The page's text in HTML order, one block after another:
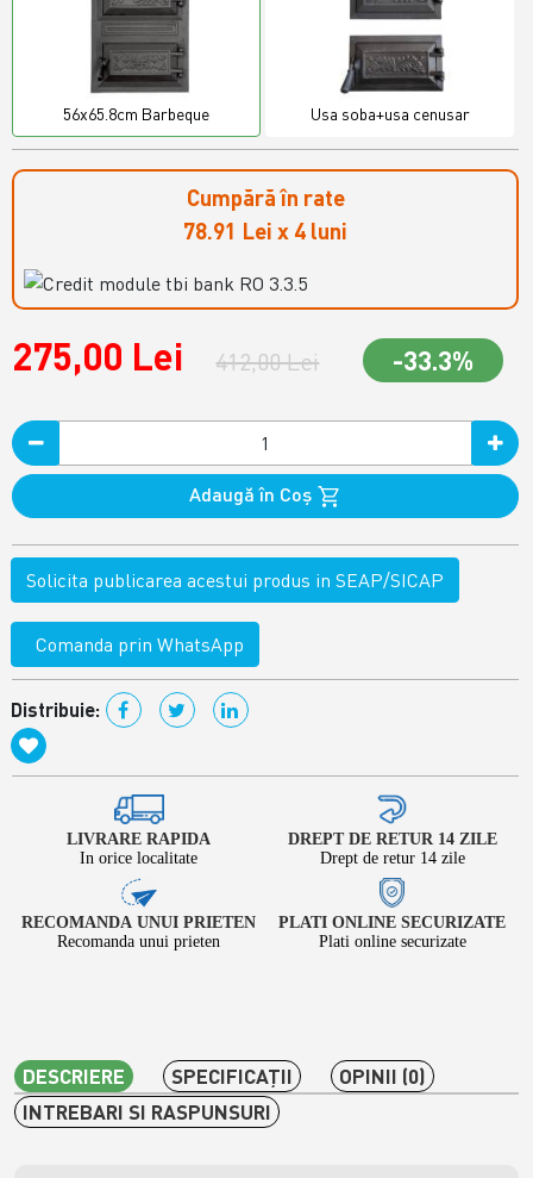
56x65.8cm Barbeque Usa soba+usa cenusar
Cumpără în rate
78.91 Lei x 4 luni
275,00 Lei 412,00 Lei -33.3%
Adaugă în Coş
Solicita publicarea acestui produs in SEAP/SICAP
Comanda prin WhatsApp
Distribuie:
LIVRARE RAPIDA
In orice localitate
DREPT DE RETUR 14 ZILE
Drept de retur 14 zile
RECOMANDA UNUI PRIETEN
Recomanda unui prieten
PLATI ONLINE SECURIZATE
Plati online securizate
DESCRIERE SPECIFICAŢII
OPINII (0)
INTREBARI SI RASPUNSURI